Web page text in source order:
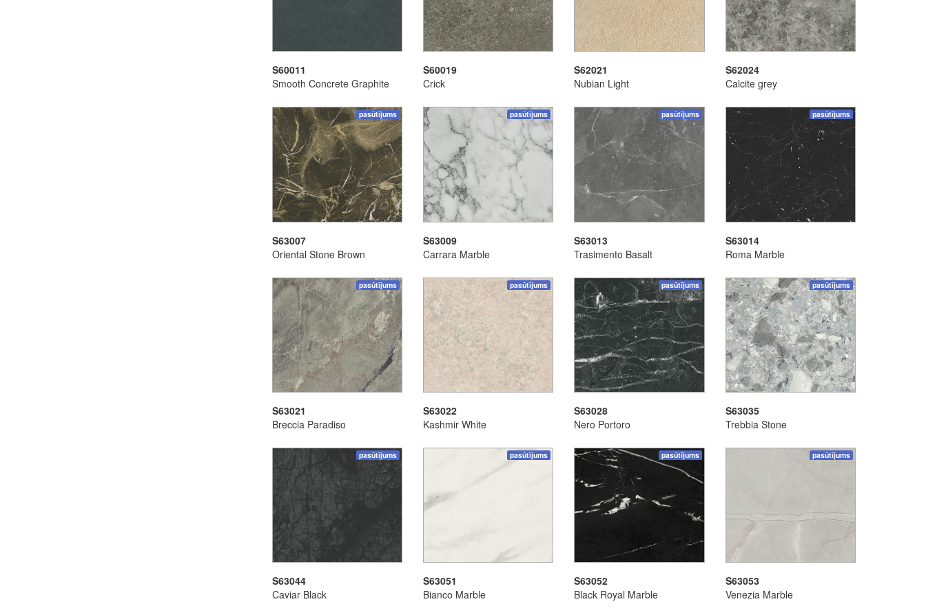
S60011
Smooth Concrete Graphite
S60019
Crick
S62021
Nubian Light
S62024
Calcite grey
pasūtījums
S63007
Oriental Stone Brown
pasūtījums
S63009
Carrara Marble
pasūtījums
S63013
Trasimento Basalt
pasūtījums
S63014
Roma Marble
pasūtījums
S63021
Breccia Paradiso
pasūtījums
S63022
Kashmir White
pasūtījums
S63028
Nero Portoro
pasūtījums
S63035
Trebbia Stone
pasūtījums
S63044
Caviar Black
pasūtījums
S63051
Bianco Marble
pasūtījums
S63052
Black Royal Marble
pasūtījums
S63053
Venezia Marble